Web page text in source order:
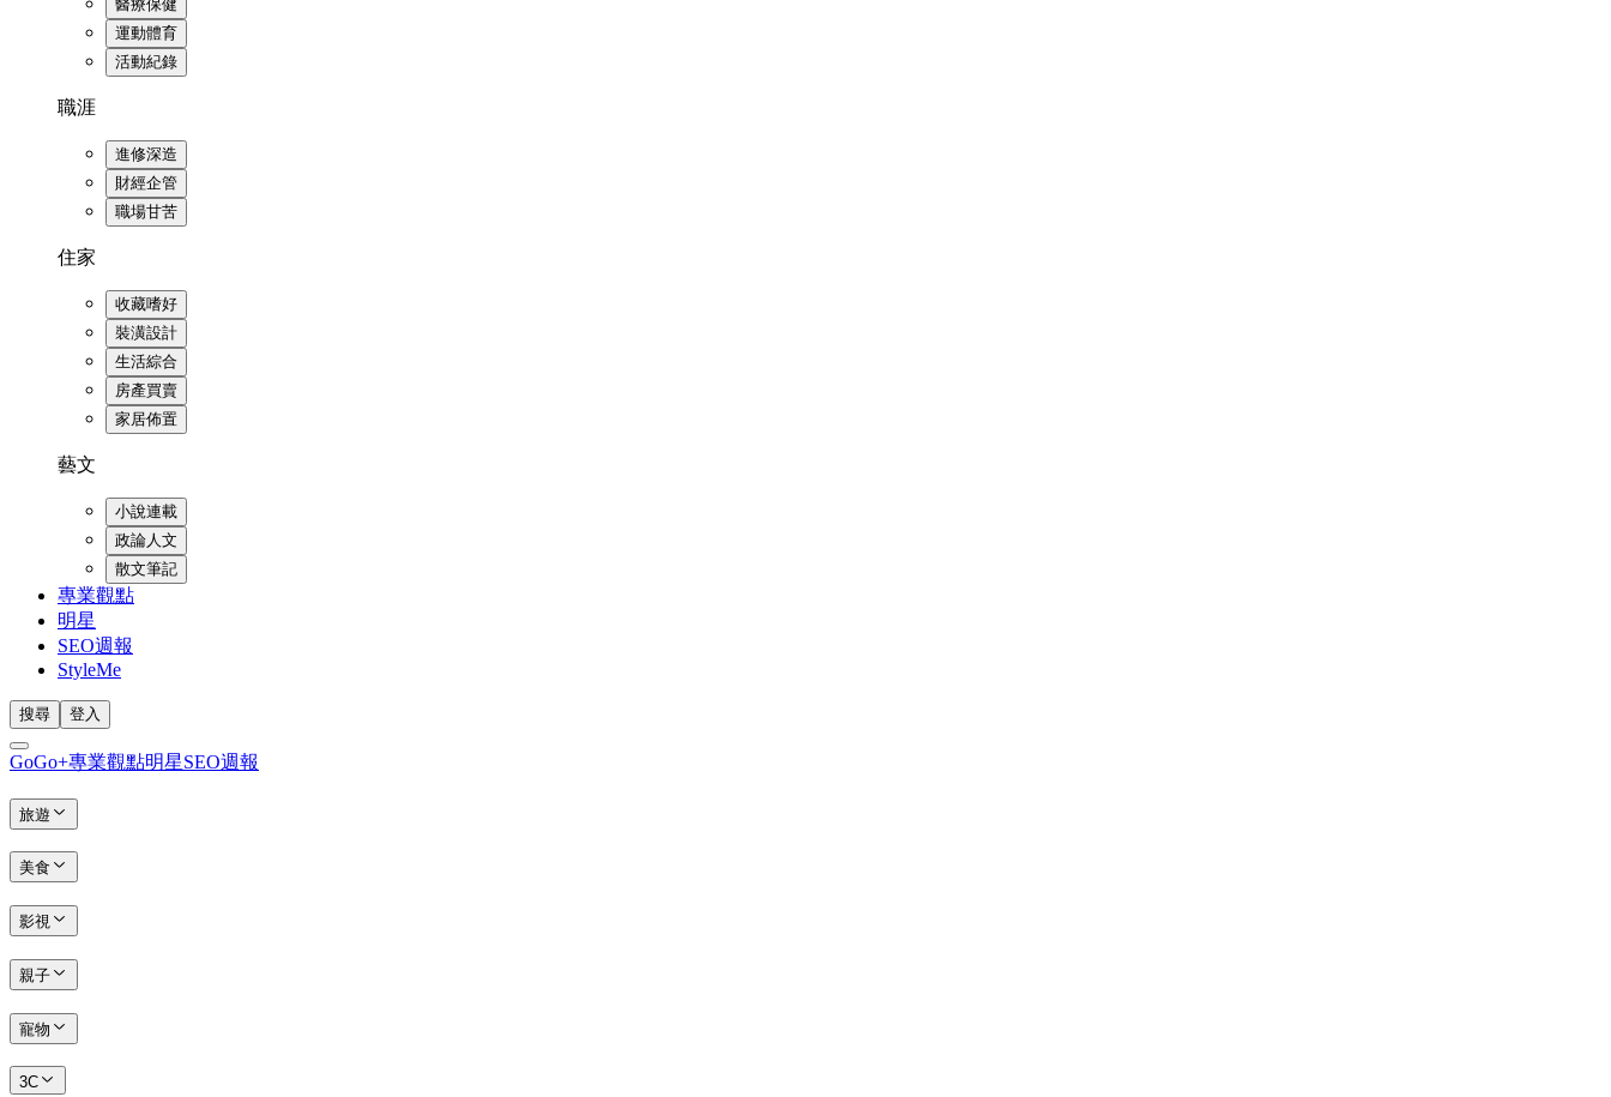
醫療保健
運動體育
活動紀錄
職涯
進修深造
財經企管
職場甘苦
住家
收藏嗜好
裝潢設計
生活綜合
房產買賣
家居佈置
藝文
小說連載
政論人文
散文筆記
專業觀點
明星
SEO週報
StyleMe
搜尋 登入
GoGo+專業觀點明星SEO週報
旅遊
美食
影視
親子
寵物
3C